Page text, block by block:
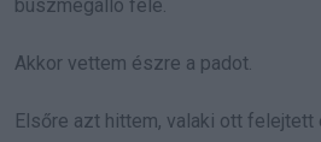
buszmegálló felé.
Akkor vettem észre a padot.
Elsőre azt hittem, valaki ott